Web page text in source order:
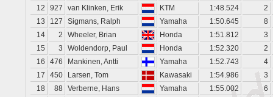
12
927 van Klinken, Erik KTM 1:48.524
2
13
127 Sigmans, Ralph Yamaha 1:50.645
8
14
2 Wheeler, Brian Honda 1:51.812
3
15
3 Woldendorp, Paul Honda 1:52.320
2
16
476 Mankinen, Antti Yamaha 1:52.743
4
17
450 Larsen, Tom Kawasaki 1:54.986
3
18
88 Verberne, Hans Yamaha 1:55.002
6